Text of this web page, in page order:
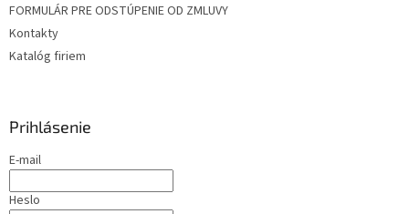
FORMULÁR PRE ODSTÚPENIE OD ZMLUVY
Kontakty
Katalóg firiem
Prihlásenie
E-mail
Heslo